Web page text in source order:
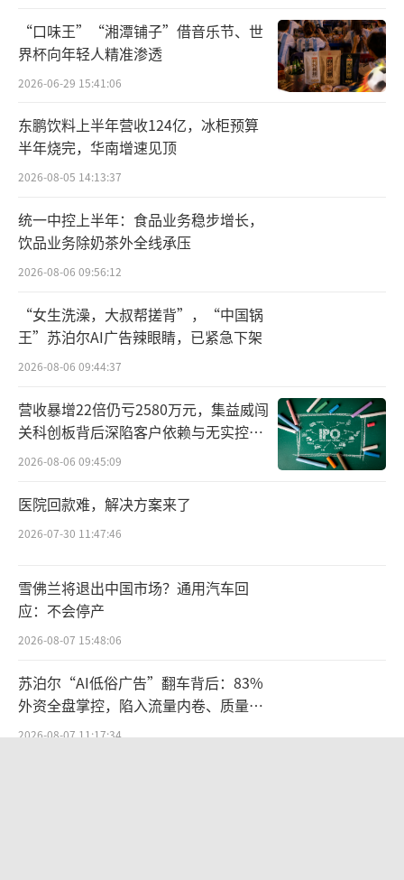
与此同时，随着固态电池、储能、基因技
术、合成生物学等技术不断快速迭代。而这些
技术革新，有望成为推动下一轮经济回升的关
键力量。而与前四次周期不同的是，中国在新
一轮技术革命中已从“追随者”转变为“同行
者”和“领跑者”，甚至是全球规则的制定
目前，中国在高铁、核电装备、通信设备
等领域达到世界先进水平，量子通信技术领先
全球。在人工智能应用、新能源汽车、锂电
池、光伏、风电、储能等领域，中国企业也已
经取得全球领先地位，新一代财富阶层也由此
财富效应与消费分化
要经历繁荣、衰退、萧条、回升四个阶段。整
体来看，新一轮康波周期的回升期有望自2026
国博弈，同时也将是普通人翻身的关键节点。
众所周知，白酒消费具有明显的顺周期特
征。一般来说，随着宏观经济恢复增长，居民
“口味王”“湘潭铺子”借音乐节、世
界杯向年轻人精准渗透
2026-06-29 15:41:06
东鹏饮料上半年营收124亿，冰柜预算
半年烧完，华南增速见顶
2026-08-05 14:13:37
统一中控上半年：食品业务稳步增长，
饮品业务除奶茶外全线承压
2026-08-06 09:56:12
“女生洗澡，大叔帮搓背”，“中国锅
王”苏泊尔AI广告辣眼睛，已紧急下架
2026-08-06 09:44:37
营收暴增22倍仍亏2580万元，集益威闯
关科创板背后深陷客户依赖与无实控人
困局
2026-08-06 09:45:09
医院回款难，解决方案来了
2026-07-30 11:47:46
雪佛兰将退出中国市场？通用汽车回
应：不会停产
2026-08-07 15:48:06
苏泊尔“AI低俗广告”翻车背后：83%
外资全盘掌控，陷入流量内卷、质量频
发的负循环
2026-08-07 11:17:34